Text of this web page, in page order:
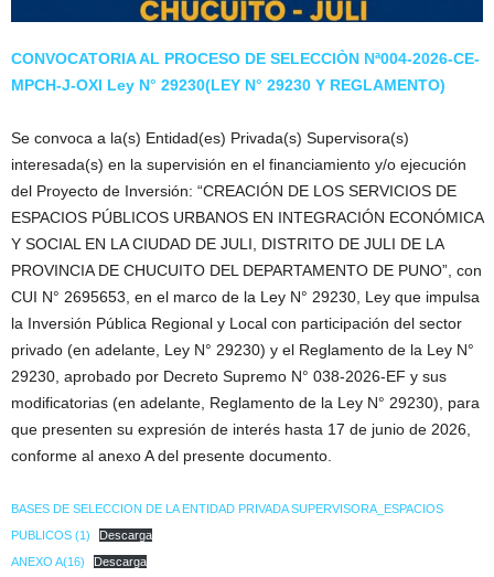
CONVOCATORIA AL PROCESO DE SELECCIÒN Nª004-2026-CE-
MPCH-J-OXI Ley N° 29230(LEY N° 29230 Y REGLAMENTO)
Se convoca a la(s) Entidad(es) Privada(s) Supervisora(s)
interesada(s) en la supervisión en el financiamiento y/o ejecución
del Proyecto de Inversión: “CREACIÓN DE LOS SERVICIOS DE
ESPACIOS PÚBLICOS URBANOS EN INTEGRACIÓN ECONÓMICA
Y SOCIAL EN LA CIUDAD DE JULI, DISTRITO DE JULI DE LA
PROVINCIA DE CHUCUITO DEL DEPARTAMENTO DE PUNO”, con
CUI N° 2695653, en el marco de la Ley N° 29230, Ley que impulsa
la Inversión Pública Regional y Local con participación del sector
privado (en adelante, Ley N° 29230) y el Reglamento de la Ley N°
29230, aprobado por Decreto Supremo N° 038-2026-EF y sus
modificatorias (en adelante, Reglamento de la Ley N° 29230), para
que presenten su expresión de interés hasta 17 de junio de 2026,
conforme al anexo A del presente documento.
BASES DE SELECCION DE LA ENTIDAD PRIVADA SUPERVISORA_ESPACIOS
PUBLICOS (1)
Descarga
ANEXO A(16)
Descarga